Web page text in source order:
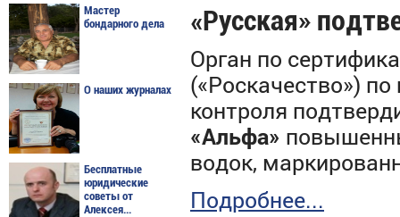
Мастер
бондарного дела
О наших журналах
Бесплатные
юридические
советы от
Алексея...
«Русская»
Орган по
(«Роскачество»)
контроля
«Альфа»
водок,
Подробнее...